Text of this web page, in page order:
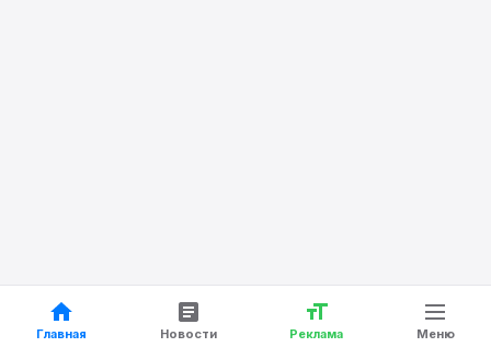
Главная Новости Реклама Меню